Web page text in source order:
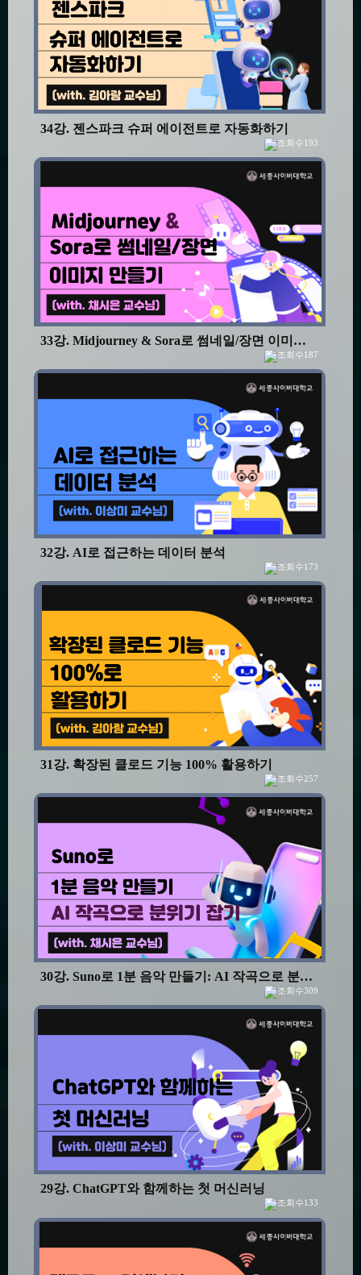
34강. 젠스파크 슈퍼 에이전트로 자동화하기
193
33강. Midjourney & Sora로 썸네일/장면 이미지 만들기
187
32강. AI로 접근하는 데이터 분석
173
31강. 확장된 클로드 기능 100% 활용하기
257
30강. Suno로 1분 음악 만들기: AI 작곡으로 분위기 잡기
309
29강. ChatGPT와 함께하는 첫 머신러닝
133